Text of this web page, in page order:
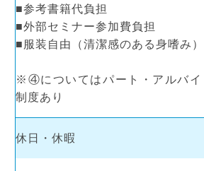
■参考書籍代負担
■外部セミナー参加費負担
■服装自由（清潔感のある身嗜み）
※④についてはパート・アルバイ
制度あり
休日・休暇